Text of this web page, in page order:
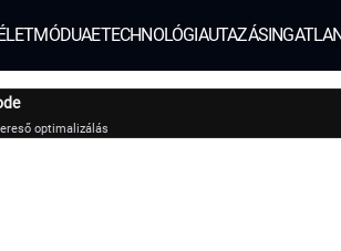
UAETECHNOLÓGIAUTAZÁS
optimalizálás